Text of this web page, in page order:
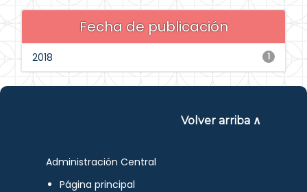
Fecha de publicación
1
2018
Volver arriba ∧
Administración Central
Página principal